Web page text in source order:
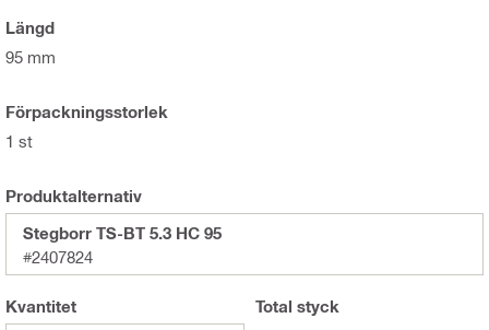
Längd
95 mm
Förpackningsstorlek
1 st
Produktalternativ
Stegborr TS-BT 5.3 HC 95
#2407824
Kvantitet Total styck